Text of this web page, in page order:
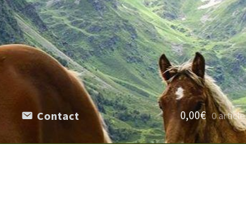
Contact 0,00€ 0 article